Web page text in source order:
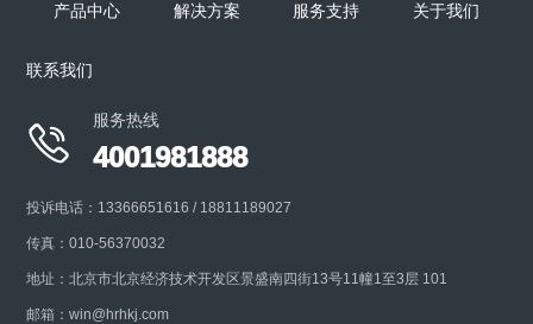
产品中心 解决方案 服务支持 关于我们
联系我们

服务热线
4001981888
投诉电话：13366651616 / 18811189027
传真：010-56370032
地址：北京市北京经济技术开发区景盛南四街13号11幢1至3层 101
邮箱：win@hrhkj.com